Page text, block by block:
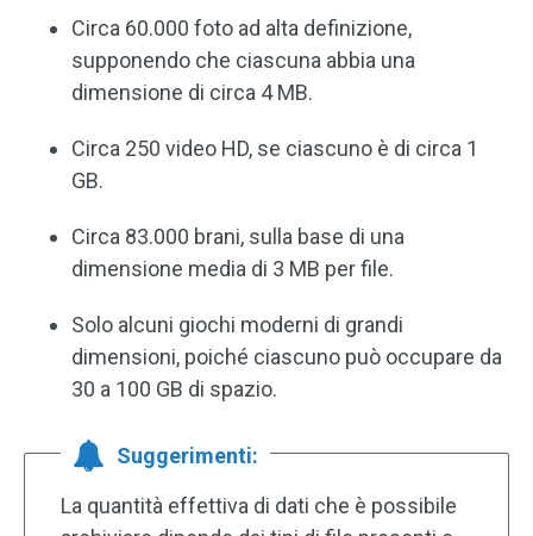
Circa 60.000 foto ad alta definizione,
supponendo che ciascuna abbia una
dimensione di circa 4 MB.
Circa 250 video HD, se ciascuno è di circa 1
GB.
Circa 83.000 brani, sulla base di una
dimensione media di 3 MB per file.
Solo alcuni giochi moderni di grandi
dimensioni, poiché ciascuno può occupare da
30 a 100 GB di spazio.
Suggerimenti:
La quantità effettiva di dati che è possibile